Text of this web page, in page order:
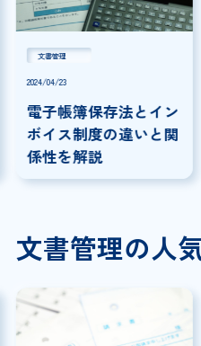
文書管理
2024/04/23
電子帳簿保存法とイン
ボイス制度の違いと関
係性を解説
文書管理の人